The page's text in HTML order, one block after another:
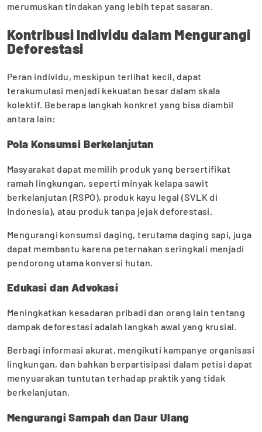
merumuskan tindakan yang lebih tepat sasaran.
Kontribusi Individu dalam Mengurangi
Deforestasi
Peran individu, meskipun terlihat kecil, dapat
terakumulasi menjadi kekuatan besar dalam skala
kolektif. Beberapa langkah konkret yang bisa diambil
antara lain:
Pola Konsumsi Berkelanjutan
Masyarakat dapat memilih produk yang bersertifikat
ramah lingkungan, seperti minyak kelapa sawit
berkelanjutan (RSPO), produk kayu legal (SVLK di
Indonesia), atau produk tanpa jejak deforestasi.
Mengurangi konsumsi daging, terutama daging sapi, juga
dapat membantu karena peternakan seringkali menjadi
pendorong utama konversi hutan.
Edukasi dan Advokasi
Meningkatkan kesadaran pribadi dan orang lain tentang
dampak deforestasi adalah langkah awal yang krusial.
Berbagi informasi akurat, mengikuti kampanye organisasi
lingkungan, dan bahkan berpartisipasi dalam petisi dapat
menyuarakan tuntutan terhadap praktik yang tidak
berkelanjutan.
Mengurangi Sampah dan Daur Ulang